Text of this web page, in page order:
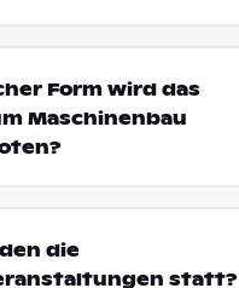
Form wird das
Maschinenbau
die
statt?